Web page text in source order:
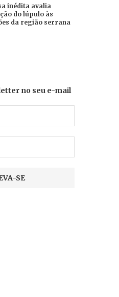
inédita avalia
do lúpulo às
da região serrana
no seu e-mail